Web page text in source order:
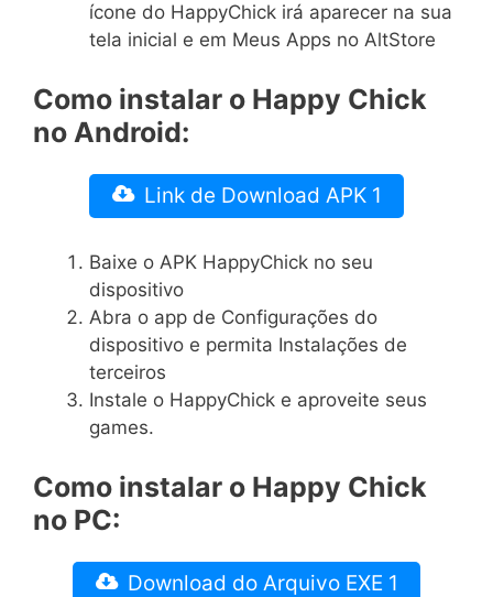
ícone do HappyChick irá aparecer na sua
tela inicial e em Meus Apps no AltStore
Como instalar o Happy Chick
no Android:
Link de Download APK 1
Baixe o APK HappyChick no seu
dispositivo
Abra o app de Configurações do
dispositivo e permita Instalações de
terceiros
Instale o HappyChick e aproveite seus
games.
Como instalar o Happy Chick
no PC:
Download do Arquivo EXE 1